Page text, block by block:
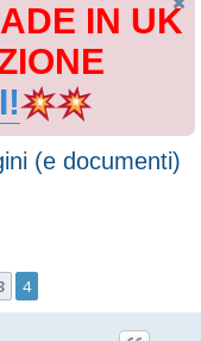
IN UK
(e documenti)
4